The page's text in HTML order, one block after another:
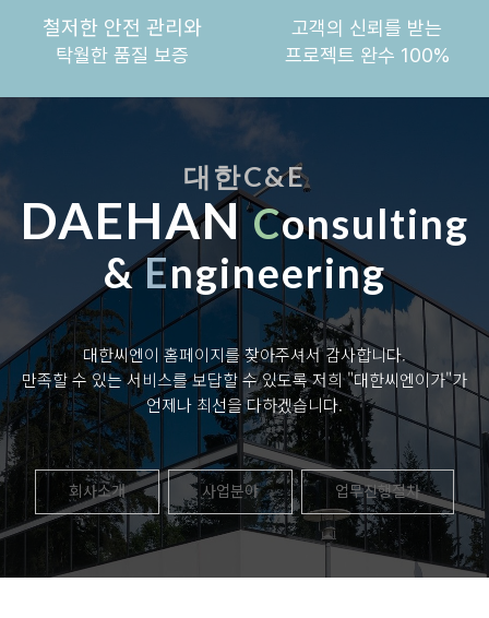
철저한 안전 관리와
탁월한 품질 보증
고객의 신뢰를 받는
프로젝트 완수 100%
대한C&E
DAEHANConsulting
&Engineering
대한씨엔이 홈페이지를 찾아주셔서 감사합니다.
만족할 수 있는 서비스를 보답할 수 있도록 저희 "대한씨엔이가"가
언제나 최선을 다하겠습니다.
회사소개 사업분야 업무진행절차